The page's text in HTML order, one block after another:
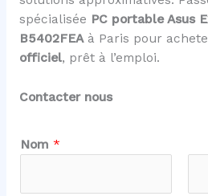
spécialisée PC portable Asus
B5402FEAà Paris pour
officiel, prêt à l’emploi.
Contacter nous
Nom *